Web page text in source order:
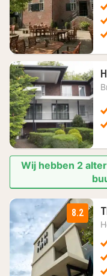
Wij hebben 2
8.2